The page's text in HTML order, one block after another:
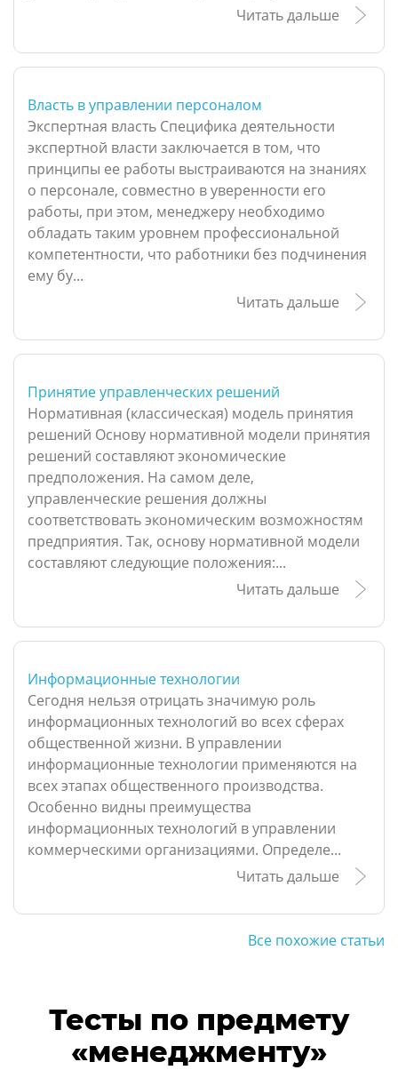
Читать дальше
Власть в управлении персоналом
Экспертная власть Специфика деятельности
экспертной власти заключается в том, что
принципы ее работы выстраиваются на знаниях
о персонале, совместно в уверенности его
работы, при этом, менеджеру необходимо
обладать таким уровнем профессиональной
компетентности, что работники без подчинения
ему бу...
Читать дальше
Принятие управленческих решений
Нормативная (классическая) модель принятия
решений Основу нормативной модели принятия
решений составляют экономические
предположения. На самом деле,
управленческие решения должны
соответствовать экономическим возможностям
предприятия. Так, основу нормативной модели
составляют следующие положения:...
Читать дальше
Информационные технологии
Сегодня нельзя отрицать значимую роль
информационных технологий во всех сферах
общественной жизни. В управлении
информационные технологии применяются на
всех этапах общественного производства.
Особенно видны преимущества
информационных технологий в управлении
коммерческими организациями. Определе...
Читать дальше
Все похожие статьи
Тесты по предмету
«менеджменту»